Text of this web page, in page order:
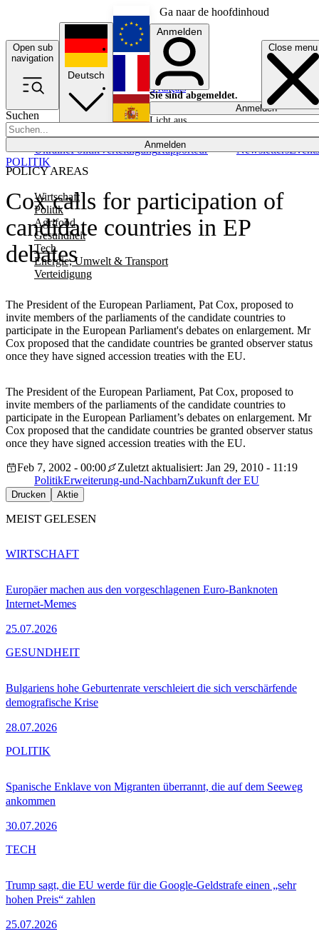
Ga naar de hoofdinhoud
Open sub
navigation
Close menu
Suchen
Anmelden
POLICY AREAS
Wirtschaft
Politik
Agrifood
Gesundheit
Tech
Energie, Umwelt & Transport
Verteidigung
UkrainePolitikVerteidigungRapporteur NewslettersEvents
Deutsch
English
Français
Anmelden
Sie sind abgemeldet.
Anmelden
Licht aus
Cox calls for participation of
candidate countries in EP
debates
The President of the European Parliament, Pat Cox, proposed to
invite members of the parliaments of the candidate countries to
participate in the European Parliament's debates on enlargement. Mr
Cox proposed that the candidate countries be granted observer status
once they have signed accession treaties with the EU.
POLITIK
The President of the European Parliament, Pat Cox, proposed to
invite members of the parliaments of the candidate countries to
participate in the European Parliament’s debates on enlargement. Mr
Cox proposed that the candidate countries be granted observer status
once they have signed accession treaties with the EU.
Feb 7, 2002 - 00:00
Zuletzt aktualisiert: Jan 29, 2010 - 11:19
PolitikErweiterung-und-NachbarnZukunft der EU
Drucken Aktie
MEIST GELESEN
Europäer machen aus den vorgeschlagenen Euro-Banknoten
Internet-Memes
25.07.2026
WIRTSCHAFT
Bulgariens hohe Geburtenrate verschleiert die sich verschärfende
demografische Krise
28.07.2026
GESUNDHEIT
Spanische Enklave von Migranten überrannt, die auf dem Seeweg
ankommen
30.07.2026
POLITIK
Trump sagt, die EU werde für die Google-Geldstrafe einen „sehr
hohen Preis“ zahlen
25.07.2026
TECH